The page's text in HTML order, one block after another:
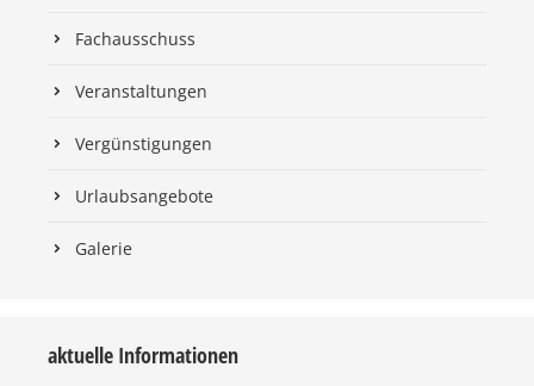
Fachausschuss
Veranstaltungen
Vergünstigungen
Urlaubsangebote
Galerie
aktuelle Informationen